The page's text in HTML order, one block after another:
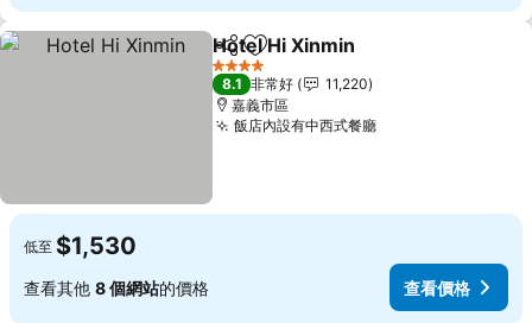
分享 加入我的最愛
Hotel Hi Xinmin
4 星級
8.1 非常好
11,220
嘉義市區
飯店內設有中西式餐廳
低至 $1,530
查看其他 8 個網站的價格 查看價格